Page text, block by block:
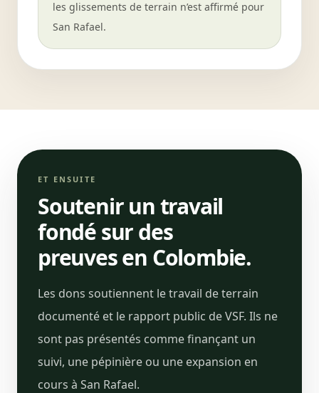
les glissements de terrain n’est affirmé pour
San Rafael.
ET ENSUITE
Soutenir un travail
fondé sur des
preuves en Colombie.
Les dons soutiennent le travail de terrain
documenté et le rapport public de VSF. Ils ne
sont pas présentés comme finançant un
suivi, une pépinière ou une expansion en
cours à San Rafael.